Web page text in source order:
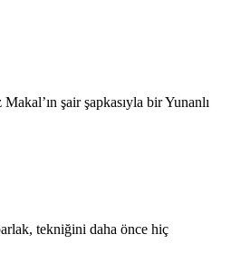
şair şapkasıyla bir Yunanlı
tekniğini daha önce hiç